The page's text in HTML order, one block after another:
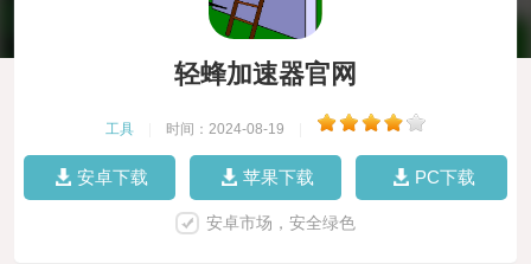
轻蜂加速器官网
工具 时间：2024-08-19
安卓下载 苹果下载 PC下载
安卓市场，安全绿色